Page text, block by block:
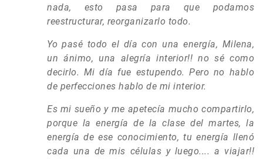
nada, esto pasa para que podamos
reestructurar, reorganizarlo todo.
Yo pasé todo el día con una energía, Milena,
un ánimo, una alegría interior!! no sé como
decirlo. Mi día fue estupendo. Pero no hablo
de perfecciones hablo de mi interior.
Es mi sueño y me apetecía mucho compartirlo,
porque la energía de la clase del martes, la
energía de ese conocimiento, tu energía llenó
cada una de mis células y luego.... a viajar!!